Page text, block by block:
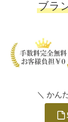
ブラ
＼ かん